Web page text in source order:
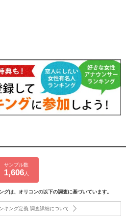
サンプル数
1,606人
グは、オリコンの以下の調査に基づいています。
キング定義 調査詳細について